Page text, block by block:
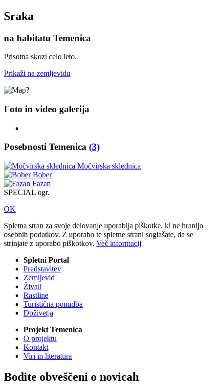
Sraka
na habitatu Temenica
Prisotna skozi celo leto.
Prikaži na zemljevidu
Foto in video galerija
Posebnosti Temenica (3)
Močvirska sklednica
Bober
Fazan
SPECIAL ogr.
OK
Spletna stran za svoje delovanje uporablja piškotke, ki ne hranijo
osebnih podatkov. Z uporabo te spletne strani soglašate, da se
strinjate z uporabo piškotkov. Več informacij
Spletni Portal
Predstavitev
Zemljevid
Živali
Rastline
Turistična ponudba
Doživetja
Projekt Temenica
O projektu
Kontakt
Viri in literatura
Bodite obveščeni o novicah